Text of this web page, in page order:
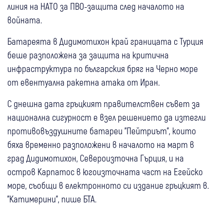
линия на НАТО за ПВО-защита след началото на
войната.
Батареята в Дидимотихон край границата с Турция
беше разположена за защита на критична
инфраструктура по българския бряг на Черно море
от евентуална ракетна атака от Иран.
С днешна дата гръцкият правителствен съвет за
национална сигурност е взел решението да изтегли
противовъздушните батареи "Пейтриът", които
бяха временно разположени в началото на март в
град Дидимотихон, Североизточна Гърция, и на
остров Карпатос в югоизточната част на Егейско
море, съобщи в електронното си издание гръцкият в.
"Катимерини", пише БТА.